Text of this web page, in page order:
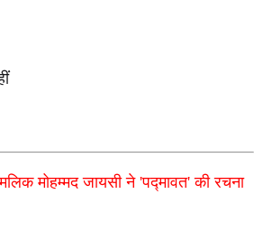
मोहम्मद जायसी ने 'पद्मावत'की रचना